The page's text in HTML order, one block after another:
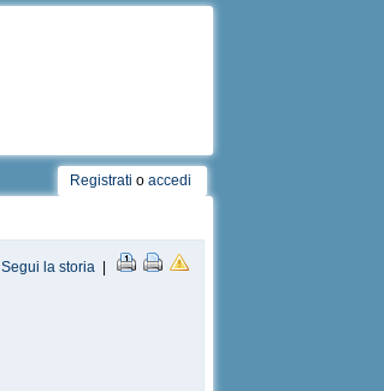
Registrati o accedi
Segui la storia |